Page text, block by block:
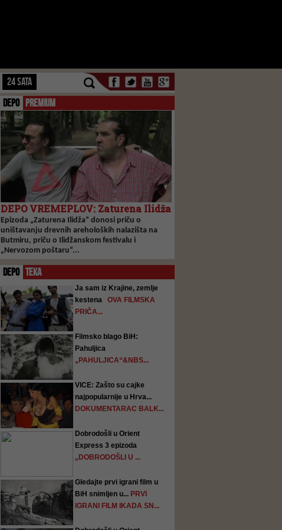
24 SATA
DEPO PREMIUM
DEPO VREMEPLOV: Zaturena Ilidža
Epizoda „Zaturena Ilidža“ donosi priču o
uništavanju drevnih areholoških nalazišta na
Butmiru, priču o Ilidžanskom festivalu i
„Nervozom poštaru“...
DEPO TEKA
Ja sam iz Krajine, zemlje
kestena
OVA FILMSKA
PRIČA...
Filmsko blago BiH:
Pahuljica
„PAHULJICA“&NBS...
VICE: Zašto su cajke
najpopularnije u Hrva...
DOKUMENTARAC BALK...
Dobrodošli u Orient
Express 3 epizoda
„DOBRODOŠLI U ...
Gledajte prvi igrani film u
BiH snimljen u... PRVI
IGRANI FILM IKADA SN...